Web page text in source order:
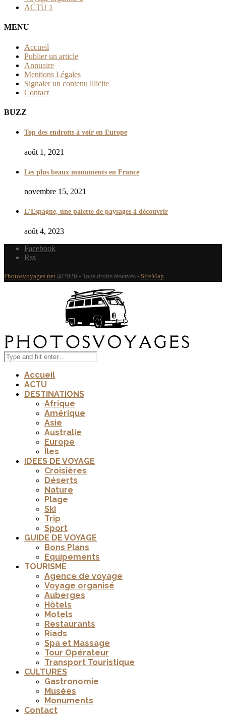
ACTU 1
MENU
Accueil
Publier un article
Annuaire
Mentions Légales
Signaler un contenu illicite
Contact
BUZZ
Top des endroits à voir en Europe
août 1, 2021
Les plus beaux monuments en France
novembre 15, 2021
L’Espagne, une palette de paysages à découvrir
août 4, 2023
Facebook
Rss
Photosvoyages.net @2020 - Tous droits réservés - SiteMap
Accueil
ACTU
DESTINATIONS
Afrique
Amérique
Asie
Australie
Europe
Îles
IDEES DE VOYAGE
Croisières
Déserts
Nature
Plage
Ski
Trip
Sport
GUIDE DE VOYAGE
Bons Plans
Equipements
TOURISME
Agence de voyage
Voyage organisé
Auberges
Hôtels
Motels
Restaurants
Riads
Spa et Massage
Tour Opérateur
Transport Touristique
CULTURES
Gastronomie
Musées
Monuments
Contact